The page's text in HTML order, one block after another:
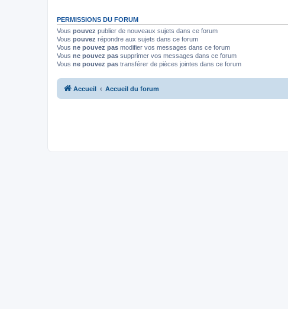
PERMISSIONS DU FORUM
Vous pouvez publier de nouveaux sujets dans ce forum
Vous pouvez répondre aux sujets dans ce forum
Vous ne pouvez pas modifier vos messages dans ce forum
Vous ne pouvez pas supprimer vos messages dans ce forum
Vous ne pouvez pas transférer de pièces jointes dans ce forum
Accueil Accueil du forum